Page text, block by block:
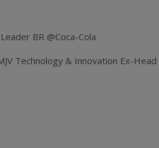
BR @Coca-Cola
Technology & Innovation Ex-Head